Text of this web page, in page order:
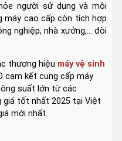
người sử dụng và môi
máy cao cấp còn tích hợp
nghiệp, nhà xưởng,... đòi
thương hiệu máy vệ sinh
cam kết cung cấp máy
suất lớn từ các
giá tốt nhất 2025 tại Việt
mới nhất.